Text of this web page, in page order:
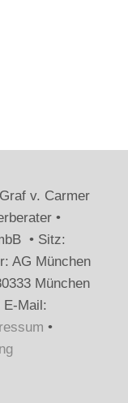
v. Carmer
•
• Sitz:
AG München
München
E-Mail:
•